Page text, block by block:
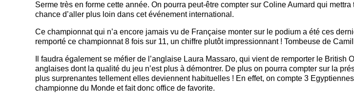
Serme très en forme cette année. On pourra peut-être compter sur Coline Aumard qui
chance d’aller plus loin dans cet événement international.
Ce championnat qui n’a encore jamais vu de Française monter sur le podium a été ces
remporté ce championnat 8 fois sur 11, un chiffre plutôt impressionnant ! Tombeuse de
Il faudra également se méfier de l’anglaise Laura Massaro, qui vient de remporter le
anglaises dont la qualité du jeu n’est plus à démontrer. De plus on pourra compter sur la
plus surprenantes tellement elles deviennent habituelles ! En effet, on compte 3
championne du Monde et fait donc office de favorite.